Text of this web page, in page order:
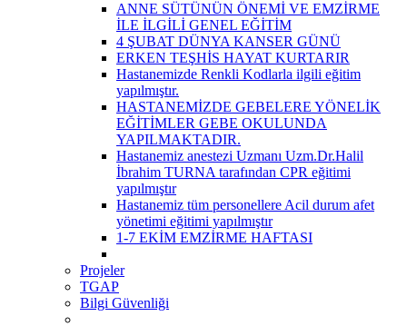
ANNE SÜTÜNÜN ÖNEMİ VE EMZİRME
İLE İLGİLİ GENEL EĞİTİM
4 ŞUBAT DÜNYA KANSER GÜNÜ
ERKEN TEŞHİS HAYAT KURTARIR
Hastanemizde Renkli Kodlarla ilgili eğitim
yapılmıştır.
HASTANEMİZDE GEBELERE YÖNELİK
EĞİTİMLER GEBE OKULUNDA
YAPILMAKTADIR.
Hastanemiz anestezi Uzmanı Uzm.Dr.Halil
İbrahim TURNA tarafından CPR eğitimi
yapılmıştır
Hastanemiz tüm personellere Acil durum afet
yönetimi eğitimi yapılmıştır
1-7 EKİM EMZİRME HAFTASI
Projeler
TGAP
Bilgi Güvenliği